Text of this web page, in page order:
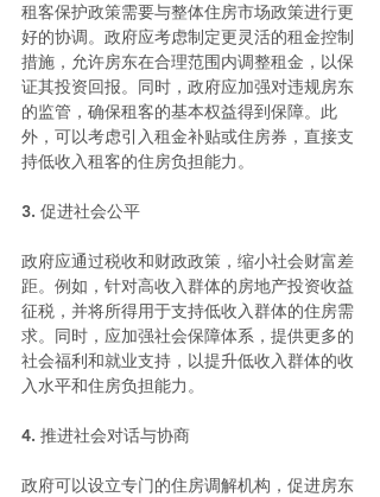
租客保护政策需要与整体住房市场政策进行更
好的协调。政府应考虑制定更灵活的租金控制
措施，允许房东在合理范围内调整租金，以保
证其投资回报。同时，政府应加强对违规房东
的监管，确保租客的基本权益得到保障。此
外，可以考虑引入租金补贴或住房券，直接支
持低收入租客的住房负担能力。
3. 促进社会公平
政府应通过税收和财政政策，缩小社会财富差
距。例如，针对高收入群体的房地产投资收益
征税，并将所得用于支持低收入群体的住房需
求。同时，应加强社会保障体系，提供更多的
社会福利和就业支持，以提升低收入群体的收
入水平和住房负担能力。
4. 推进社会对话与协商
政府可以设立专门的住房调解机构，促进房东